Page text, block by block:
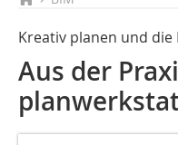
Kreativ planen und die
Aus der